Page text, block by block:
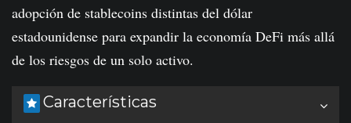
adopción de stablecoins distintas del dólar
estadounidense para expandir la economía DeFi más allá
de los riesgos de un solo activo.
Características